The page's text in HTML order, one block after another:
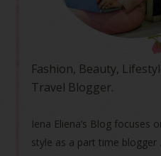
Fashion, Beauty,
Travel Blogger.
Iena Eliena’s Blog focuses
style as a part time blogger .